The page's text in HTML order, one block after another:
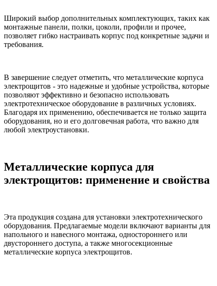
Широкий выбор дополнительных комплектующих, таких как
монтажные панели, полки, цоколи, профили и прочее,
позволяет гибко настраивать корпус под конкретные задачи и
требования.
В завершение следует отметить, что металлические корпуса
электрощитов - это надежные и удобные устройства, которые
позволяют эффективно и безопасно использовать
электротехническое оборудование в различных условиях.
Благодаря их применению, обеспечивается не только защита
оборудования, но и его долговечная работа, что важно для
любой электроустановки.
Металлические корпуса для
электрощитов: применение и свойства
Эта продукция создана для установки электротехнического
оборудования. Предлагаемые модели включают варианты для
напольного и навесного монтажа, одностороннего или
двустороннего доступа, а также многосекционные
металлические корпуса электрощитов.